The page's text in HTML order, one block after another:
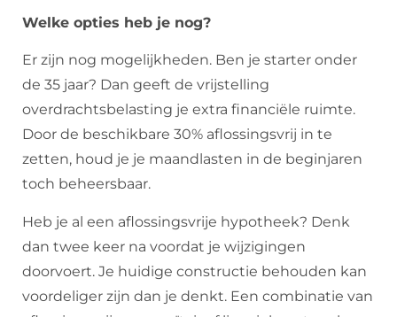
Welke opties heb je nog?
Er zijn nog mogelijkheden. Ben je starter onder
de 35 jaar? Dan geeft de vrijstelling
overdrachtsbelasting je extra financiële ruimte.
Door de beschikbare 30% aflossingsvrij in te
zetten, houd je je maandlasten in de beginjaren
toch beheersbaar.
Heb je al een aflossingsvrije hypotheek? Denk
dan twee keer na voordat je wijzigingen
doorvoert. Je huidige constructie behouden kan
voordeliger zijn dan je denkt. Een combinatie van